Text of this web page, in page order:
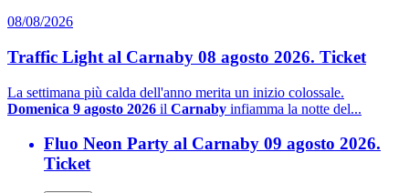
08/08/2026
Traffic Light al Carnaby 08 agosto 2026. Ticket
La settimana più calda dell'anno merita un inizio colossale.
Domenica 9 agosto 2026 il Carnaby infiamma la notte del...
Fluo Neon Party al Carnaby 09 agosto 2026.
Ticket